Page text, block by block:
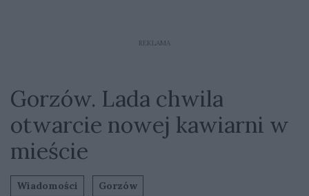
REKLAMA
Gorzów. Lada chwila
otwarcie nowej kawiarni w
mieście
Wiadomości Gorzów